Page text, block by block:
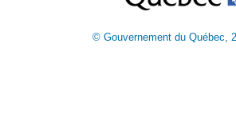
© Gouvernement du Québec,